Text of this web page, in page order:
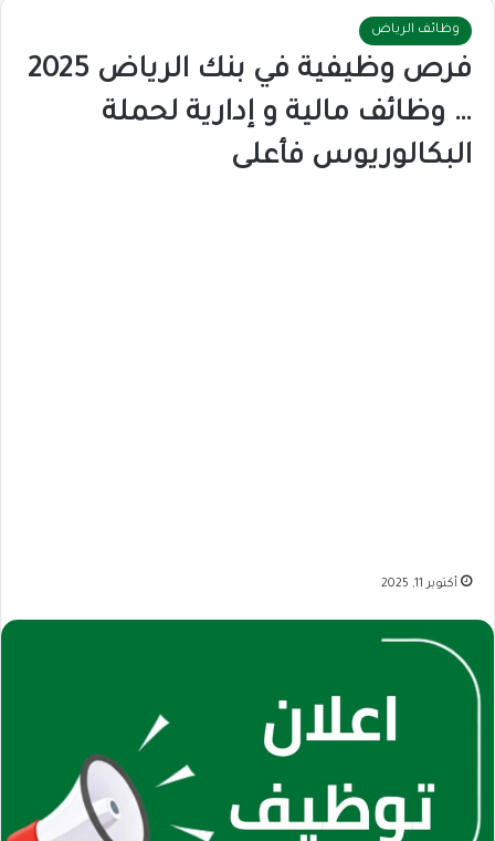
وظائف الرياض
فرص وظيفية في بنك الرياض 2025
… وظائف مالية و إدارية لحملة
البكالوريوس فأعلى
أكتوبر 11, 2025